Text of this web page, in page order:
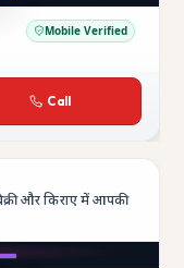
Mobile Verified
Call
और किराए में आपकी